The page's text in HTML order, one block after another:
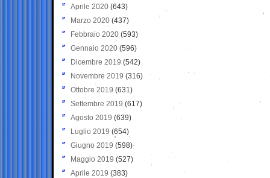
Aprile 2020 (643)
Marzo 2020 (437)
Febbraio 2020 (593)
Gennaio 2020 (596)
Dicembre 2019 (542)
Novembre 2019 (316)
Ottobre 2019 (631)
Settembre 2019 (617)
Agosto 2019 (639)
Luglio 2019 (654)
Giugno 2019 (598)
Maggio 2019 (527)
Aprile 2019 (383)